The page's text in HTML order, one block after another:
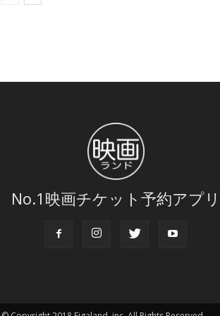
No.1映画チケット予約アプリ